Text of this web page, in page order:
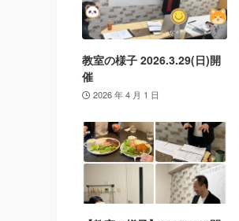
教室の様子 2026.3.29(日)開
催
2026 年 4 月 1 日